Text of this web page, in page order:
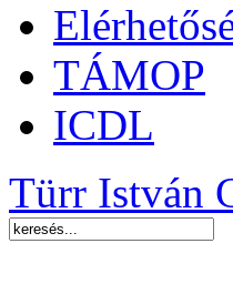
TÁMOP
ICDL
Türr István